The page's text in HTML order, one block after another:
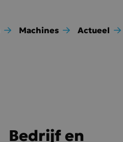
Machines Actueel
Bedrijfen